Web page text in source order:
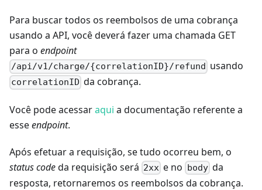
Para buscar todos os reembolsos de uma cobrança
usando a API, você deverá fazer uma chamada GET
para o endpoint
/api/v1/charge/{correlationID}/refund usando
correlationID da cobrança.
Você pode acessaraqui a documentação referente a
esseendpoint.
Após efetuar a requisição, se tudo ocorreu bem, o
status codeda requisição será 2xx e no bodyda
resposta, retornaremos os reembolsos da cobrança.